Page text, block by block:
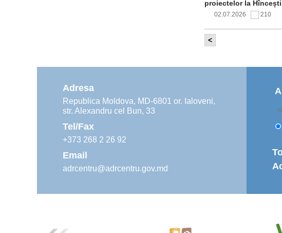
proiectelor la
02.07.2026 210
Comitetul de
implementării și
Agenția de
instruiri practice
<
Adresa
Republica Moldova, MD-6801 or. Ialoveni,
str. Alexandru cel Bun, 33
Tel/Fax
+373 268 2 26 92
Email
adrcentru@adrcentru.gov.md